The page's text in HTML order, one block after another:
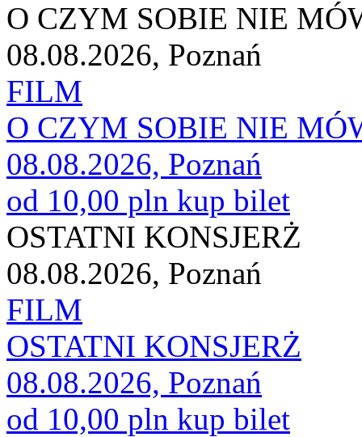
O CZYM SOBIE NIE
08.08.2026, Poznań
FILM
O CZYM SOBIE NIE
08.08.2026, Poznań
od 10,00 pln kup bilet
OSTATNI KONSJERŻ
08.08.2026, Poznań
FILM
OSTATNI KONSJERŻ
08.08.2026, Poznań
od 10,00 pln kup bilet